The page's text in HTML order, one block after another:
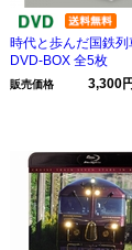
時代と歩んだ国鉄
DVD-BOX 全5枚
販売価格 3,300円